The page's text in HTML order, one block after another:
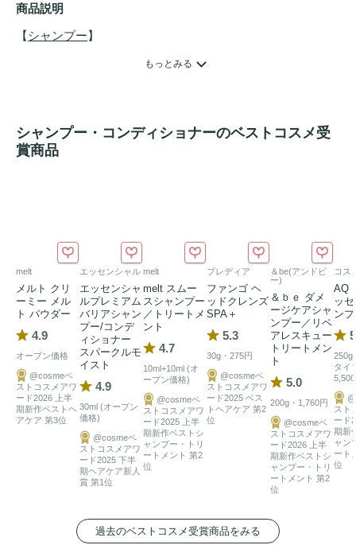
商品説明
【シャンプー】
【 コンディショナー】
サーモンPDRNと植物性タンパク質の配合により、
もっとみる
シャンプー・コンディショナーのベストコスメ受
賞商品
melt
メルト クリ
ーミー メル
ト パウダー
4.9
オープン価格
@cosmeベ
ストコスメアワ
ード2026 上半
期新作ベストヘ
アケア 第3位
エッセンシャル
エッセンシャ
ルプレミアム
バリアシャン
プー/コンデ
ィショナー
スパークルモ
イスト
4.9
30ml (オープン
価格)
@cosmeベ
ストコスメアワ
ード2025 下半
期ヘアケア新人
賞 第1位
melt
melt スムー
スシャンプー
／トリートメ
ント
4.7
10ml+10ml (オ
ープン価格)
@cosmeベ
ストコスメアワ
ード2025 上半
期新作ベストシ
ャンプー・トリ
ートメント 第2
位
プレディア
ファンゴ ヘ
ッドクレンズ
SPA＋
5.3
30g・275円
@cosmeベ
ストコスメアワ
ード2025 ベス
トヘアケア 第2
位
＆be(アンドビ
ー)
＆ｂｅ ダメ
ージケアシャ
ンプー／リペ
アレスキュー
トリートメン
ト
5.0
200g・1,760円
@cosmeベ
ストコスメアワ
ード2026 上半
期新作ベストシ
ャンプー・トリ
ートメント 第2
位
コス
AQ
ッ
ン
250g
タイ
スト
ード
期新
ャン
ート
位
過去のベストコスメ受賞商品をみる